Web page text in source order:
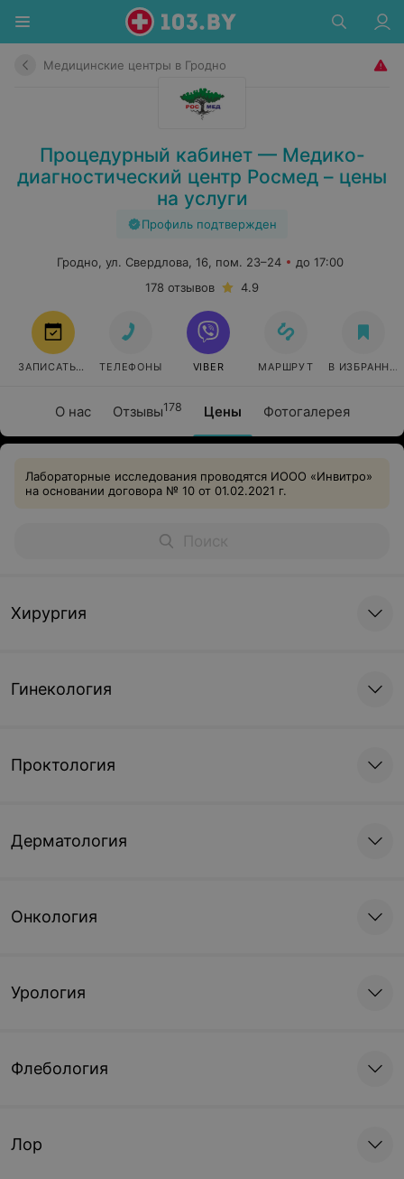
Медицинские центры в Гродно
Процедурный кабинет — Медико-
диагностический центр Росмед – цены
на услуги
Профиль подтвержден
О нас Отзывы178 Цены Фотогалерея
Гродно, ул. Свердлова, 16, пом. 23–24
до 17:00
178 отзывов
4.9
ЗАПИСАТЬСЯ ТЕЛЕФОНЫ VIBER МАРШРУТ В ИЗБРАННОЕ
Лабораторные исследования проводятся ИООО «Инвитро»
на основании договора № 10 от 01.02.2021 г.
Хирургия
Гинекология
Проктология
Дерматология
Онкология
Урология
Флебология
Лор